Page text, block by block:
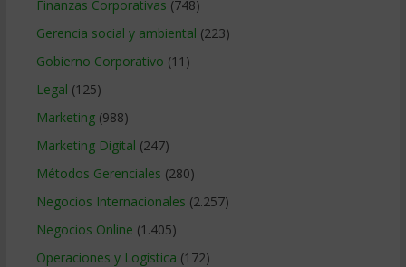
Finanzas Corporativas (748)
Gerencia social y ambiental (223)
Gobierno Corporativo (11)
Legal (125)
Marketing(988)
Marketing Digital (247)
Métodos Gerenciales (280)
Negocios Internacionales (2.257)
Negocios Online (1.405)
Operaciones y Logística (172)